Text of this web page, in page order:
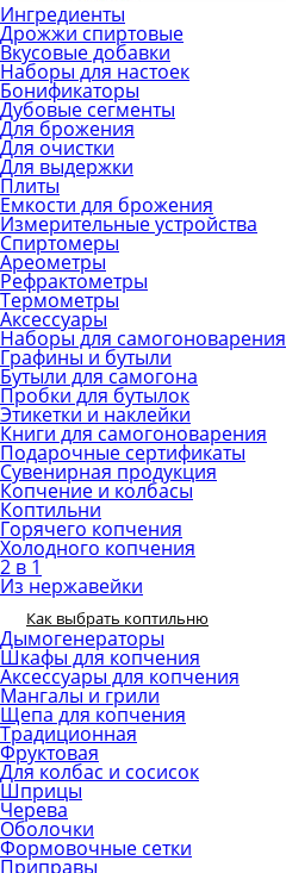
Ингредиенты
Дрожжи спиртовые
Вкусовые добавки
Наборы для настоек
Бонификаторы
Дубовые сегменты
Для брожения
Для очистки
Для выдержки
Плиты
Емкости для брожения
Измерительные устройства
Спиртомеры
Ареометры
Рефрактометры
Термометры
Аксессуары
Наборы для самогоноварения
Графины и бутыли
Бутыли для самогона
Пробки для бутылок
Этикетки и наклейки
Книги для самогоноварения
Подарочные сертификаты
Сувенирная продукция
Копчение и колбасы
Коптильни
Горячего копчения
Холодного копчения
2 в 1
Из нержавейки
Как выбрать коптильню
Дымогенераторы
Шкафы для копчения
Аксессуары для копчения
Мангалы и грили
Щепа для копчения
Традиционная
Фруктовая
Для колбас и сосисок
Шприцы
Черева
Оболочки
Формовочные сетки
Приправы